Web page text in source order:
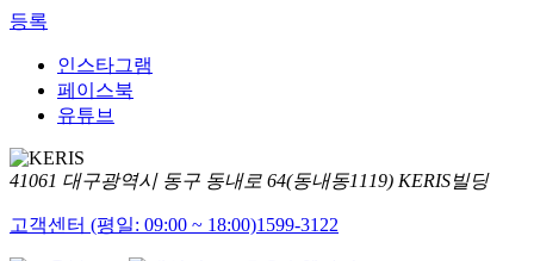
등록
인스타그램
페이스북
유튜브
41061 대구광역시 동구 동내로 64(동내동1119) KERIS빌딩
고객센터 (평일: 09:00 ~ 18:00)1599-3122